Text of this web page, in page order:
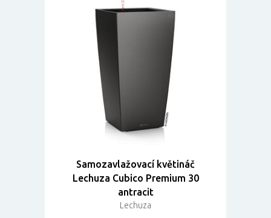
Samozavlažovací květináč
Lechuza Cubico Premium 30
antracit
Lechuza